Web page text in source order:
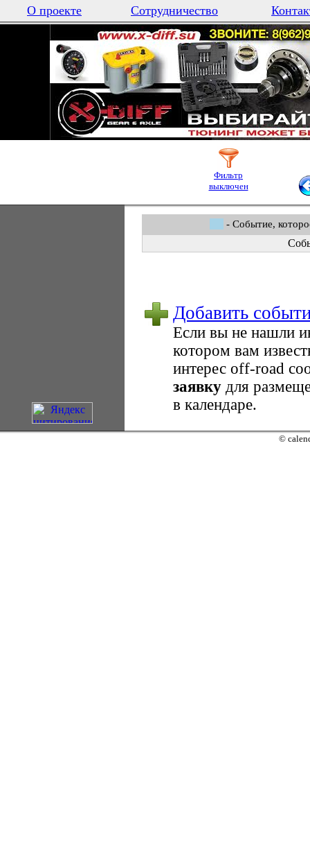
О проекте Сотрудничество
Фильтр
выключен
- Событие,
Добавить
Если вы не нашли
котором вам
интерес оff-road
заявку для
в календаре.
©